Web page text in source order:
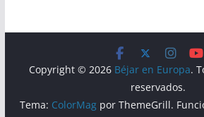
Copyright © 2026 Béjar en Europa.
reservados.
Tema: ColorMag por ThemeGrill.